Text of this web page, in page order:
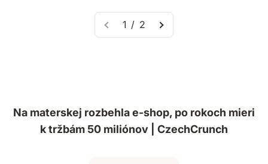
1 / 2
Na materskej rozbehla e-shop, po rokoch mieri
k tržbám 50 miliónov | CzechCrunch